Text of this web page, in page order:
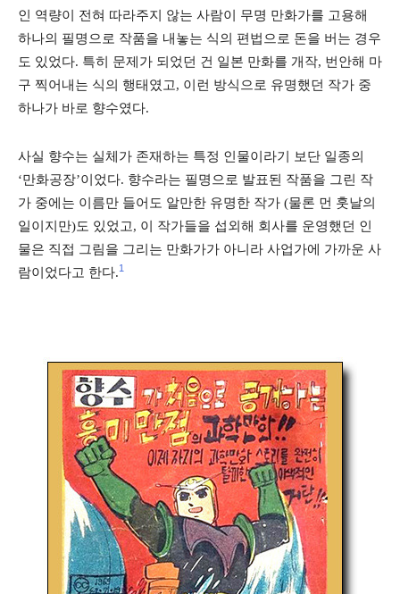
인 역량이 전혀 따라주지 않는 사람이 무명 만화가를 고용해
하나의 필명으로 작품을 내놓는 식의 편법으로 돈을 버는 경우
도 있었다. 특히 문제가 되었던 건 일본 만화를 개작, 번안해 마
구 찍어내는 식의 행태였고, 이런 방식으로 유명했던 작가 중
하나가 바로 향수였다.
사실 향수는 실체가 존재하는 특정 인물이라기 보단 일종의
‘만화공장’이었다. 향수라는 필명으로 발표된 작품을 그린 작
가 중에는 이름만 들어도 알만한 유명한 작가 (물론 먼 훗날의
일이지만)도 있었고, 이 작가들을 섭외해 회사를 운영했던 인
물은 직접 그림을 그리는 만화가가 아니라 사업가에 가까운 사
람이었다고 한다.1